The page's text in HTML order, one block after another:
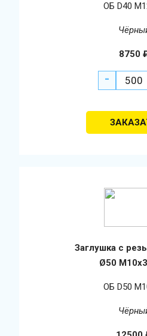
ОБ D40
8750
-
Заглушка с
Ø50
ОБ D50